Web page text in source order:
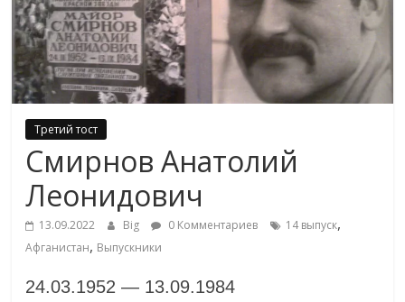
Третий тост
Смирнов Анатолий
Леонидович
13.09.2022 Big 0 Комментариев 14 выпуск,
Афганистан, Выпускники
24.03.1952 — 13.09.1984